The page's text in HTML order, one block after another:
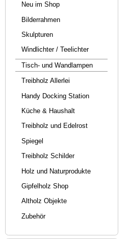
Neu im Shop
Bilderrahmen
Skulpturen
Windlichter / Teelichter
Tisch- und Wandlampen
Treibholz Allerlei
Handy Docking Station
Küche & Haushalt
Treibholz und Edelrost
Spiegel
Treibholz Schilder
Holz und Naturprodukte
Gipfelholz Shop
Altholz Objekte
Zubehör